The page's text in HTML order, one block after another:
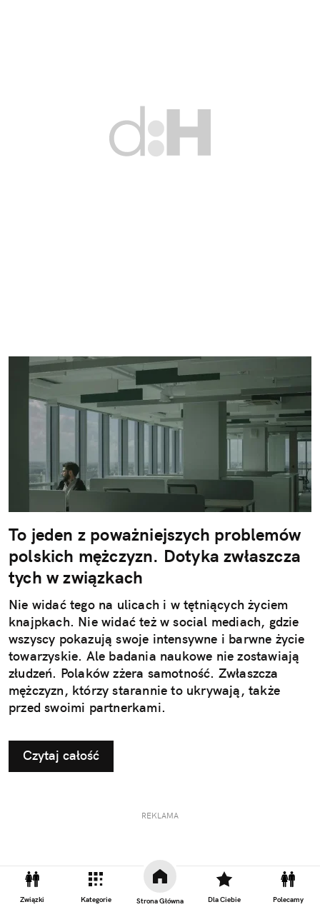
Związki Kategorie Strona Główna Dla Ciebie Polecamy
To jeden z poważniejszych problemów
polskich mężczyzn. Dotyka zwłaszcza
tych w związkach
Nie widać tego na ulicach i w tętniących życiem
knajpkach. Nie widać też w social mediach, gdzie
wszyscy pokazują swoje intensywne i barwne życie
towarzyskie. Ale badania naukowe nie zostawiają
złudzeń. Polaków zżera samotność. Zwłaszcza
mężczyzn, którzy starannie to ukrywają, także
przed swoimi partnerkami.
Czytaj całość
REKLAMA